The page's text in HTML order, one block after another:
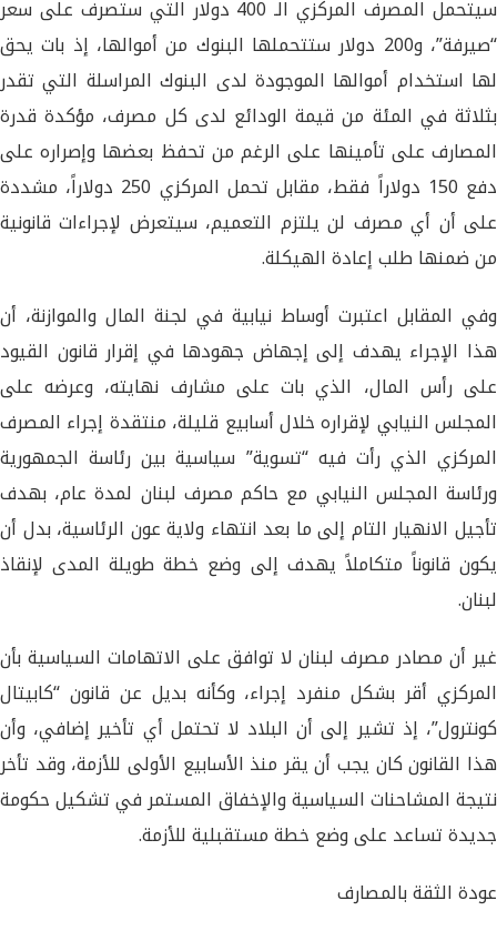
سيتحمل المصرف المركزي الـ 400 دولار التي ستصرف على سعر
“صيرفة”، و200 دولار ستتحملها البنوك من أموالها، إذ بات يحق
لها استخدام أموالها الموجودة لدى البنوك المراسلة التي تقدر
بثلاثة في المئة من قيمة الودائع لدى كل مصرف، مؤكدة قدرة
المصارف على تأمينها على الرغم من تحفظ بعضها وإصراره على
دفع 150 دولاراً فقط، مقابل تحمل المركزي 250 دولاراً، مشددة
على أن أي مصرف لن يلتزم التعميم، سيتعرض لإجراءات قانونية
من ضمنها طلب إعادة الهيكلة.
وفي المقابل اعتبرت أوساط نيابية في لجنة المال والموازنة، أن
هذا الإجراء يهدف إلى إجهاض جهودها في إقرار قانون القيود
على رأس المال، الذي بات على مشارف نهايته، وعرضه على
المجلس النيابي لإقراره خلال أسابيع قليلة، منتقدة إجراء المصرف
المركزي الذي رأت فيه “تسوية” سياسية بين رئاسة الجمهورية
ورئاسة المجلس النيابي مع حاكم مصرف لبنان لمدة عام، بهدف
تأجيل الانهيار التام إلى ما بعد انتهاء ولاية عون الرئاسية، بدل أن
يكون قانوناً متكاملاً يهدف إلى وضع خطة طويلة المدى لإنقاذ
لبنان.
غير أن مصادر مصرف لبنان لا توافق على الاتهامات السياسية بأن
المركزي أقر بشكل منفرد إجراء، وكأنه بديل عن قانون “كابيتال
كونترول”، إذ تشير إلى أن البلاد لا تحتمل أي تأخير إضافي، وأن
هذا القانون كان يجب أن يقر منذ الأسابيع الأولى للأزمة، وقد تأخر
نتيجة المشاحنات السياسية والإخفاق المستمر في تشكيل حكومة
جديدة تساعد على وضع خطة مستقبلية للأزمة.
عودة الثقة بالمصارف